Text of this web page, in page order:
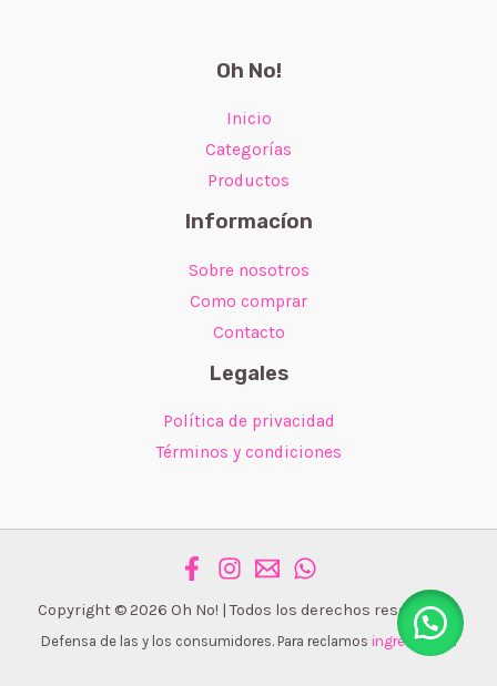
Oh No!
Inicio
Categorías
Productos
Informacíon
Sobre nosotros
Como comprar
Contacto
Legales
Política de privacidad
Términos y condiciones
Copyright © 2026 Oh No! | Todos los derechos reservados.
Defensa de las y los consumidores. Para reclamos ingrese aquí .